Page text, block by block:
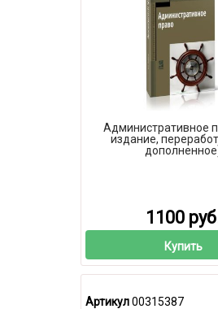
Административное
издание,
1100
Купить
Артикул00315387